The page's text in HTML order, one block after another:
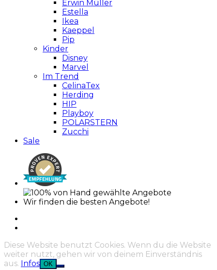
Erwin Müller
Estella
Ikea
Kaeppel
Pip
Kinder
Disney
Marvel
Im Trend
CelinaTex
Herding
HIP
Playboy
POLARSTERN
Zucchi
Sale
Wir finden die besten Angebote!
Diese Website benutzt Cookies. Wenn du die Website
weiter nutzt, gehen wir von deinem Einverständnis
aus. Infos OK